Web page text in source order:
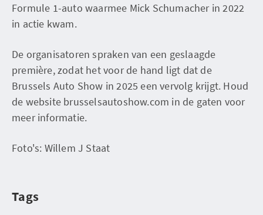
Formule 1-auto waarmee Mick Schumacher in 2022
in actie kwam.
De organisatoren spraken van een geslaagde
première, zodat het voor de hand ligt dat de
Brussels Auto Show in 2025 een vervolg krijgt. Houd
de website brusselsautoshow.com in de gaten voor
meer informatie.
Foto's: Willem J Staat
Tags